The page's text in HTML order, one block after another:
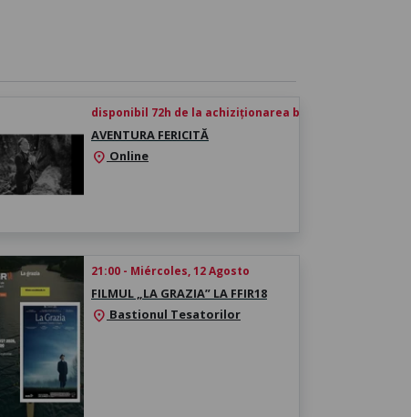
disponibil 72h de la achiziționarea biletului
AVENTURA FERICITĂ
location_on Online
21:00 - Miércoles, 12 Agosto
FILMUL „LA GRAZIA” LA FFIR18
location_on Bastionul Tesatorilor